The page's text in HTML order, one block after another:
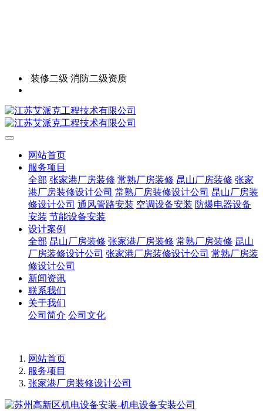
装修二级 消防二级资质
网站首页
服务项目
全部 张家港厂房装修 常熟厂房装修 昆山厂房装修 张家
港厂房装修设计公司 常熟厂房装修设计公司 昆山厂房装
修设计公司 通风管路安装 空调设备安装 防爆电器设备
安装 节能设备安装
设计案例
全部 昆山厂房装修 张家港厂房装修 常熟厂房装修 昆山
厂房装修设计公司 张家港厂房装修设计公司 常熟厂房装
修设计公司
新闻资讯
联系我们
关于我们
公司简介 公司文化
网站首页
服务项目
张家港厂房装修设计公司